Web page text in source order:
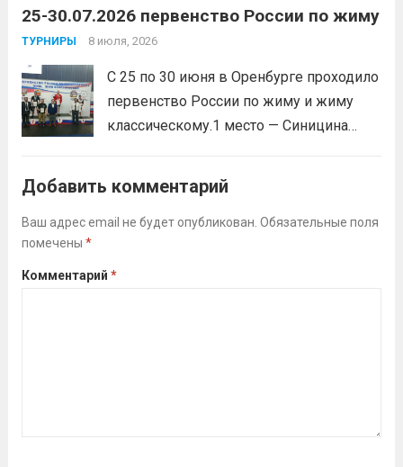
Макарова, Серов Станислав, занял 1
место. Подготовила спортсмена тренер-
Викторовна.Читать дальше
25-30.07.2026 первенство России по жиму
ТУРНИРЫ 8 июля, 2026
С 25 по 30 июня в Оренбурге проходило
первенство России по жиму и жиму
классическому.1 место — Синицина
(тренер Задорина Я.С.)
Добавить комментарий
Ваш адрес email не будет опубликован. Обязательные поля
помечены *
Комментарий *